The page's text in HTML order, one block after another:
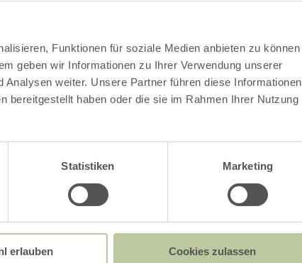
Funktionen für soziale Medien anbieten zu können
geben wir Informationen zu Ihrer Verwendung unserer
weiter. Unsere Partner führen diese Informationen
bereitgestellt haben oder die sie im Rahmen Ihrer Nutzung
Statistiken Marketing
erlauben Cookies zulassen